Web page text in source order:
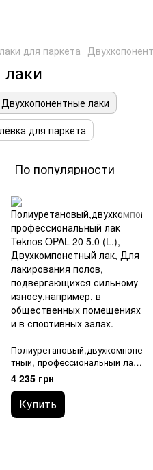
для паркета
Двухкопонентные лаки
для паркета
По популярности
Полиуретановый,двухкомпоне
тный, профессиональный лак
Teknos OPAL 20 5.0 (L.)
4 235 грн
Купить